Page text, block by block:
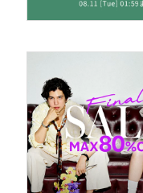
ボディケア・オーラルケ
ア
ヘアケア